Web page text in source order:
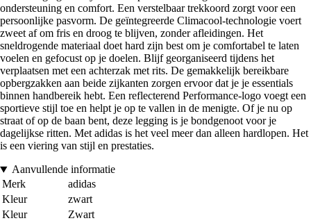
ondersteuning en comfort. Een verstelbaar trekkoord zorgt voor een
persoonlijke pasvorm. De geïntegreerde Climacool-technologie voert
zweet af om fris en droog te blijven, zonder afleidingen. Het
sneldrogende materiaal doet hard zijn best om je comfortabel te laten
voelen en gefocust op je doelen. Blijf georganiseerd tijdens het
verplaatsen met een achterzak met rits. De gemakkelijk bereikbare
opbergzakken aan beide zijkanten zorgen ervoor dat je je essentials
binnen handbereik hebt. Een reflecterend Performance-logo voegt een
sportieve stijl toe en helpt je op te vallen in de menigte. Of je nu op
straat of op de baan bent, deze legging is je bondgenoot voor je
dagelijkse ritten. Met adidas is het veel meer dan alleen hardlopen. Het
is een viering van stijl en prestaties.
Aanvullende informatie
Merk
adidas
Kleur
zwart
Kleur
Zwart